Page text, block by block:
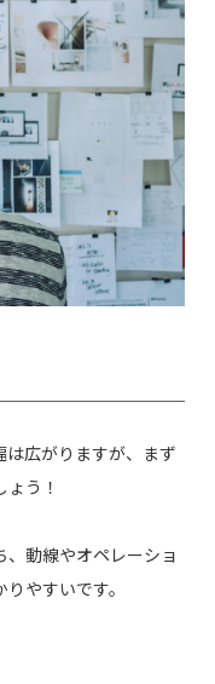
広がりますが、まず
う！
動線やオペレーショ
やすいです。